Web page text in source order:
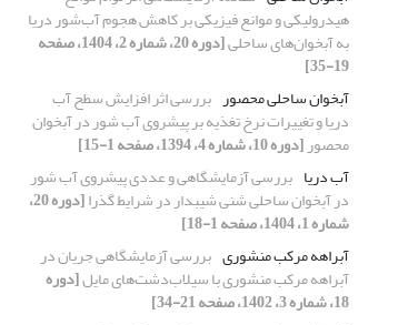
هیدرولیکی و موانع فیزیکی بر کاهش هجوم آب‌شور دریا
به آبخوان‌های ساحلی [دوره 20، شماره 2، 1404، صفحه
19-35]
آبخوان ساحلی محصور بررسی اثر افزایش سطح آب
دریا و تغییرات نرخ تغذیه بر پیشروی آب شور در آبخوان
محصور[دوره 10، شماره 4، 1394، صفحه 1-15]
آب دریا بررسی آزمایشگاهی و عددی پیشروی آب شور
در آبخوان ساحلی شنی شیبدار در شرایط گذرا [دوره 20،
شماره 1، 1404، صفحه 1-18]
آبراهه مرکب منشوری بررسی آزمایشگاهی جریان در
آبراهه مرکب منشوری با سیلاب‌دشت‌های مایل[دوره
18، شماره 3، 1402، صفحه 21-34]